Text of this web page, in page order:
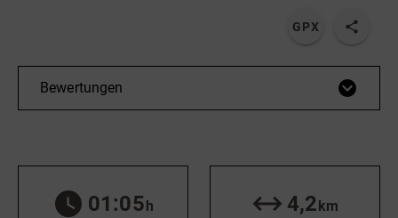
GPX
Bewertungen
01:05h
4,2km